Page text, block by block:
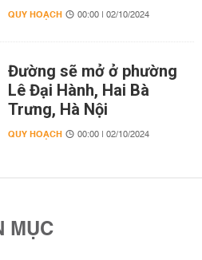
QUY HOẠCH 00:00 | 02/10/2024
Đường sẽ mở ở phường
Lê Đại Hành, Hai Bà
Trưng, Hà Nội
QUY HOẠCH 00:00 | 02/10/2024
MỤC